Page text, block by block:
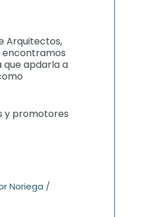
Arquitectos,
encontramos
que apdarla a
y promotores
Noriega /